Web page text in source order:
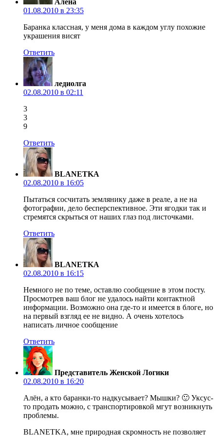
01.08.2010 в 23:35
Баранка классная, у меня дома в каждом углу похожие
украшения висят
Ответить
ледиолга
02.08.2010 в 02:11
3
3
9
Ответить
BLANETKA
02.08.2010 в 16:05
Пытаться сосчитать землянику даже в реале, а не на
фотографии, дело бесперспективное. Эти ягодки так и
стремятся скрыться от наших глаз под листочками.
Ответить
BLANETKA
02.08.2010 в 16:15
Немного не по теме, оставлю сообщение в этом посту.
Просмотрев ваш блог не удалось найти контактной
информации. Возможно она где-то и имеется в блоге, но
на первый взгляд ее не видно. А очень хотелось
написать личное сообщение
Ответить
Представитель Женской Логики
02.08.2010 в 16:20
Алён, а кто баранки-то надкусывает? Мышки? 🙂 Уксус-
то продать можно, с транспортировкой мгут возникнуть
проблемы.
BLANETKA, мне природная скромность не позволяет